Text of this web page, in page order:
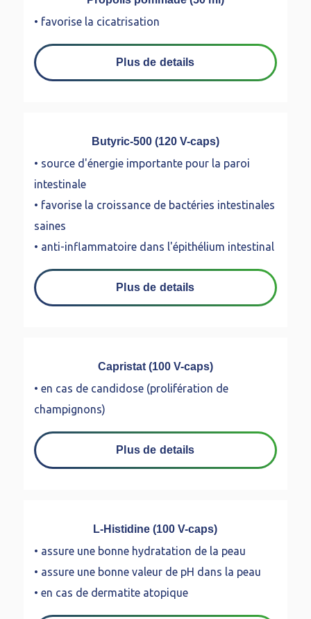
• favorise la cicatrisation
Plus de details
Butyric-500 (120 V-caps)
• source d'énergie importante pour la paroi
intestinale
• favorise la croissance de bactéries intestinales
saines
• anti-inflammatoire dans l'épithélium intestinal
Plus de details
Capristat (100 V-caps)
• en cas de candidose (prolifération de
champignons)
Plus de details
L-Histidine (100 V-caps)
• assure une bonne hydratation de la peau
• assure une bonne valeur de pH dans la peau
• en cas de dermatite atopique